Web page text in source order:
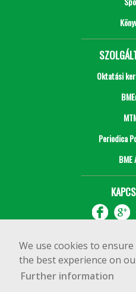
We use cookies to
the best experience on
Further information
Oktatási
Periodica